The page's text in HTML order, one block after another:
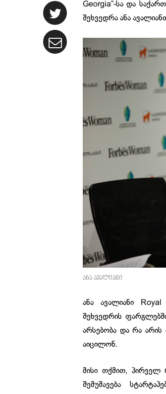
Georgia”-სა და
შეხვედრა ანა
ანა ავალიანი
ანა ავალიანი
შეხვედრის
არსებობა და რა არის
აიცილონ.
მისი თქმით, პირველ
შემუშავება